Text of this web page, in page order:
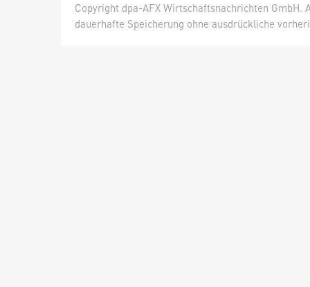
Copyright dpa-AFX Wirtschaftsnachrichten
dauerhafte Speicherung ohne ausdrückliche